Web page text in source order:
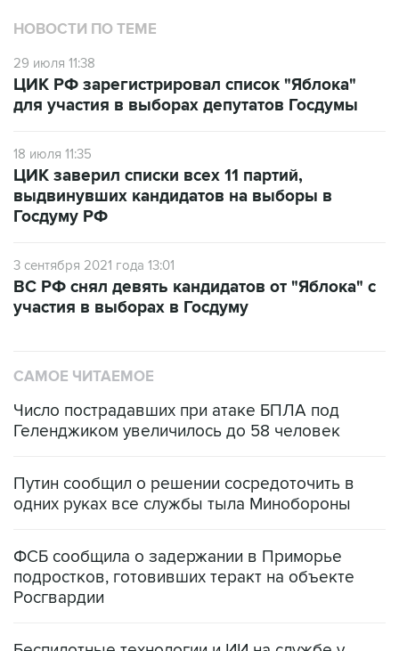
НОВОСТИ ПО ТЕМЕ
29 июля 11:38
ЦИК РФ зарегистрировал список "Яблока"
для участия в выборах депутатов Госдумы
18 июля 11:35
ЦИК заверил списки всех 11 партий,
выдвинувших кандидатов на выборы в
Госдуму РФ
3 сентября 2021 года 13:01
ВС РФ снял девять кандидатов от "Яблока" с
участия в выборах в Госдуму
САМОЕ ЧИТАЕМОЕ
Число пострадавших при атаке БПЛА под
Геленджиком увеличилось до 58 человек
Путин сообщил о решении сосредоточить в
одних руках все службы тыла Минобороны
ФСБ сообщила о задержании в Приморье
подростков, готовивших теракт на объекте
Росгвардии